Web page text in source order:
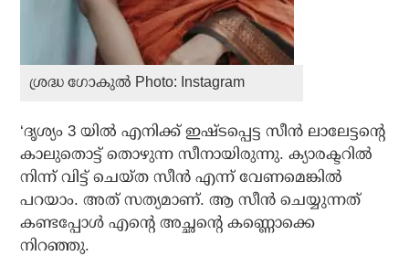
ശ്രദ്ധ ഗോകുല്‍ Photo: Instagram
‘ദൃശ്യം 3 യില്‍ എനിക്ക് ഇഷ്ടപ്പെട്ട സീന്‍ ലാലേട്ടന്റെ
കാലുതൊട്ട് തൊഴുന്ന സീനായിരുന്നു. ക്യാരക്ടറില്‍
നിന്ന് വിട്ട് ചെയ്ത സീന്‍ എന്ന് വേണമെങ്കില്‍
പറയാം. അത് സത്യമാണ്. ആ സീന്‍ ചെയ്യുന്നത്
കണ്ടപ്പോള്‍ എന്റെ അച്ഛന്റെ കണ്ണൊക്കെ
നിറഞ്ഞു.